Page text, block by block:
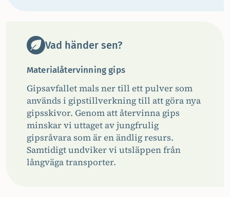
Vad händer sen?
Materialåtervinning gips
Gipsavfallet mals ner till ett pulver som
används i gipstillverkning till att göra nya
gipsskivor. Genom att återvinna gips
minskar vi uttaget av jungfrulig
gipsråvara som är en ändlig resurs.
Samtidigt undviker vi utsläppen från
långväga transporter.